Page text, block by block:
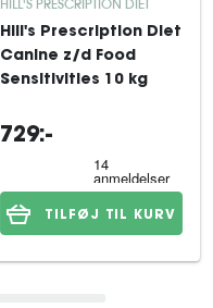
HILL'S PRESCRIPTION DIET
Hill's Prescription Diet
Canine z/d Food
Sensitivities 10 kg
729:-
TILFØJ TIL KURV